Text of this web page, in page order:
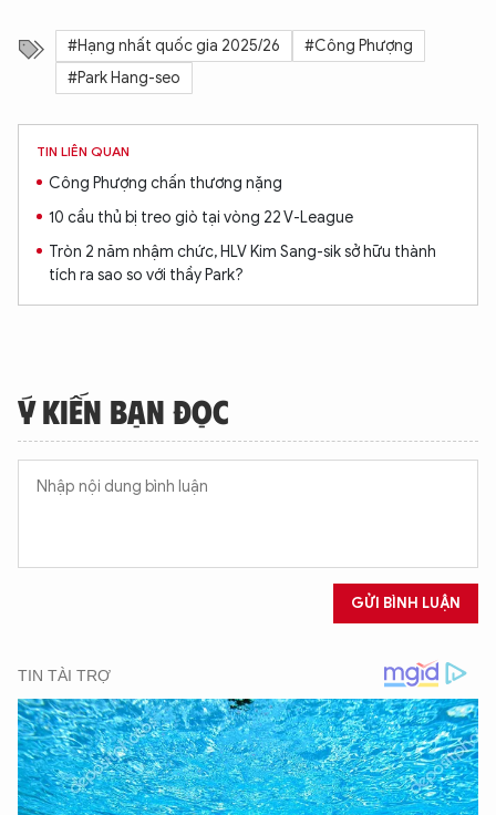
#Hạng nhất quốc gia 2025/26
#Công Phượng
#Park Hang-seo
TIN LIÊN QUAN
Công Phượng chấn thương nặng
10 cầu thủ bị treo giò tại vòng 22 V-League
Tròn 2 năm nhậm chức, HLV Kim Sang-sik sở hữu thành
tích ra sao so với thầy Park?
Ý KIẾN BẠN ĐỌC
GỬI BÌNH LUẬN